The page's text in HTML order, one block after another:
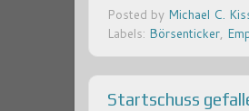
Posted by Michael C.
Labels: Börsenticker,
Startschuss